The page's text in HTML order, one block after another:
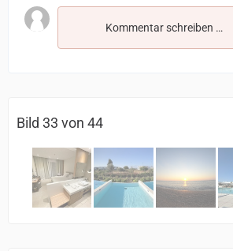
Kommentar schreiben …
Bild 33 von 44